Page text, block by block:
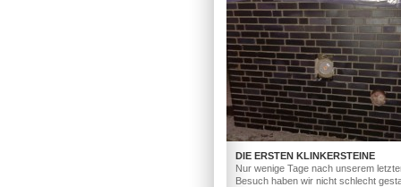
DIE ERSTEN KLINKERSTEINE
Nur wenige Tage nach unserem
Besuch haben wir nicht schlecht